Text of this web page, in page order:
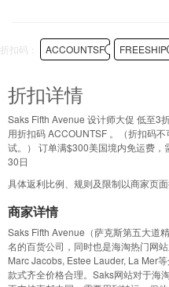
折扣码： ACCOUNTSF FREESHIP
折扣详情
Saks Fifth Avenue 设计师大促 低至3
用折扣码 ACCOUNTSF 。（折扣码
试。） 订单满$300美国境内免运费，
30日
具体返利比例、规则及限制以商家页面
商家详情
Saks Fifth Avenue（萨克斯第五大道
名的百货公司，同时也是海淘热门网
Marc Jacobs, Estee Lauder, La Mer
款式齐全价格合理。Saks网站对于海